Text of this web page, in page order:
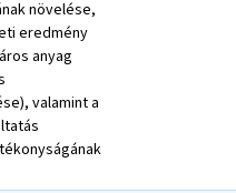
növelése,
eredmény
anyag
valamint a